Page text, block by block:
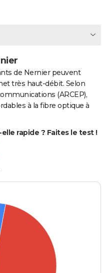
de Nernier peuvent
très haut-débit. Selon
(ARCEP),
à la fibre optique à
rapide ? Faites le test !